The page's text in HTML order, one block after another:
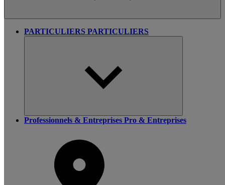
PARTICULIERS PARTICULIERS
Professionnels & Entreprises Pro & Entreprises